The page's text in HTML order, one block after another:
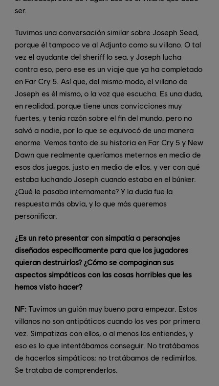
ser.
Tuvimos una conversación similar sobre Joseph Seed,
porque él tampoco ve al Adjunto como su villano. O tal
vez el ayudante del sheriff lo sea, y Joseph lucha
contra eso, pero ese es un viaje que ya ha completado
en Far Cry 5. Así que, del mismo modo, el villano de
Joseph es él mismo, o la voz que escucha. Es una duda,
en realidad, porque tiene unas convicciones muy
fuertes, y tenía razón sobre el fin del mundo, pero no
salvó a nadie, por lo que se equivocó de una manera
enorme. Vemos tanto de su historia en Far Cry 5 y New
Dawn que realmente queríamos meternos en medio de
esos dos juegos, justo en medio de ellos, y ver con qué
estaba luchando Joseph cuando estaba en el búnker.
¿Qué le pasaba internamente? Y la duda fue la
respuesta más obvia, y lo que más queremos
personificar.
¿Es un reto presentar con simpatía a personajes
diseñados específicamente para que los jugadores
quieran destruirlos? ¿Cómo se compaginan sus
aspectos simpáticos con las cosas horribles que les
hemos visto hacer?
NF: Tuvimos un guión muy bueno para empezar. Estos
villanos no son antipáticos cuando los ves por primera
vez. Simpatizas con ellos, o al menos los entiendes, y
eso es lo que intentábamos conseguir. No tratábamos
de hacerlos simpáticos; no tratábamos de redimirlos.
Se trataba de comprenderlos.